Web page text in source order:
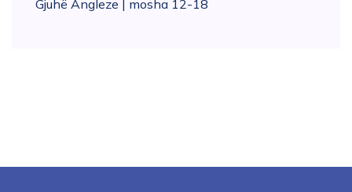
Gjuhë Angleze | mosha 12-18